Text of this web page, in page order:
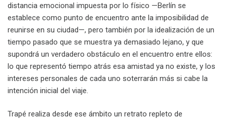
distancia emocional impuesta por lo físico —Berlín se
establece como punto de encuentro ante la imposibilidad de
reunirse en su ciudad—, pero también por la idealización de un
tiempo pasado que se muestra ya demasiado lejano, y que
supondrá un verdadero obstáculo en el encuentro entre ellos:
lo que representó tiempo atrás esa amistad ya no existe, y los
intereses personales de cada uno soterrarán más si cabe la
intención inicial del viaje.
Trapé realiza desde ese ámbito un retrato repleto de